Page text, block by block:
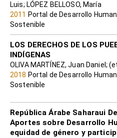
Luis; LÓPEZ BELLOSO, María
2011 Portal de Desarrollo
Sostenible
LOS DERECHOS DE LOS
INDÍGENAS
OLIVA MARTÍNEZ, Juan Daniel;
2018 Portal de Desarrollo
Sostenible
República Árabe Saharaui
Aportes sobre Desarrollo
equidad de género y